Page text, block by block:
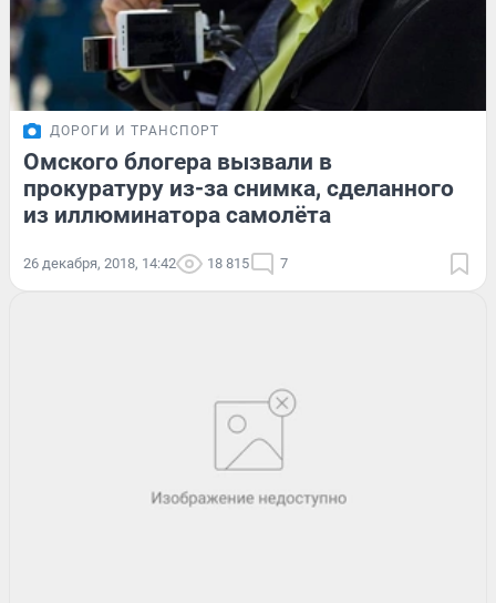
ДОРОГИ И ТРАНСПОРТ
Омского блогера вызвали в
прокуратуру из-за снимка, сделанного
из иллюминатора самолёта
26 декабря, 2018, 14:42 18 815 7